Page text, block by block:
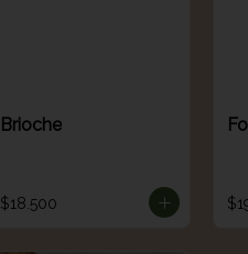
Brioche
$18.500